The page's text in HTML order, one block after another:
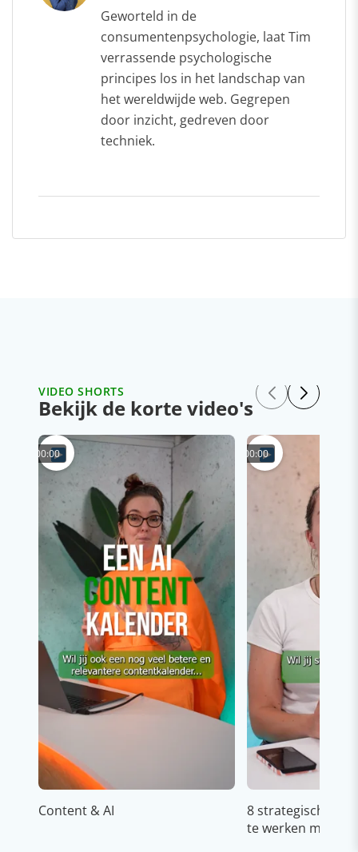
Geworteld in de
consumentenpsychologie, laat Tim
verrassende psychologische
principes los in het landschap van
het wereldwijde web. Gegrepen
door inzicht, gedreven door
techniek.
VIDEO SHORTS
Bekijk de korte video's
00:00
Content & AI
00:00
8 strategische
te werken met